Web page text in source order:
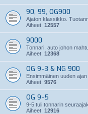
90, 99, OG900
Ajaton klassikko.
Aiheet: 12557
9000
Tonnari, auto johon
Aiheet: 12368
OG 9-3 & NG 900
Ensimmäinen uuden
Aiheet: 9576
OG 9-5
9-5 tuli tonnarin
Aiheet: 12916